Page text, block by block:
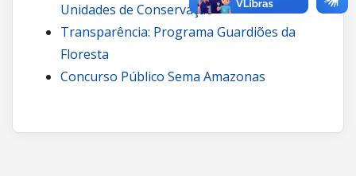
Unidades de Conservação
Transparência: Programa Guardiões da
Floresta
Concurso Público Sema Amazonas